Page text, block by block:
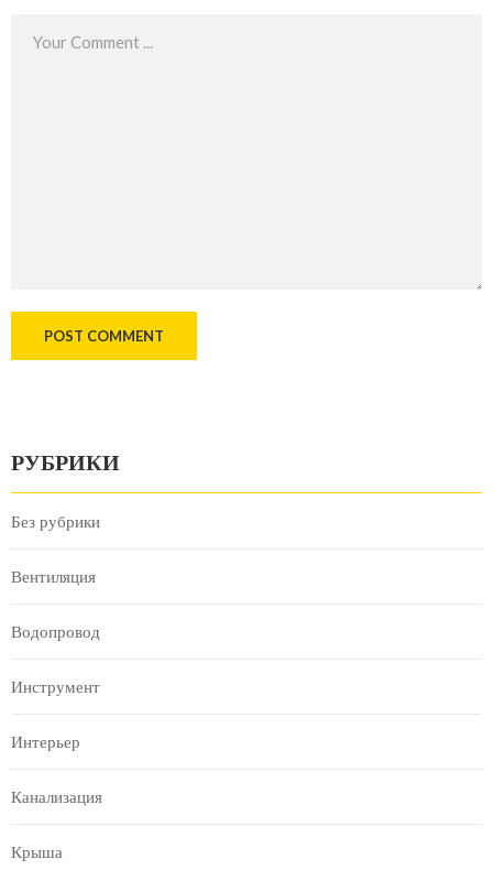
РУБРИКИ
Без рубрики
Вентиляция
Водопровод
Инструмент
Интерьер
Канализация
Крыша